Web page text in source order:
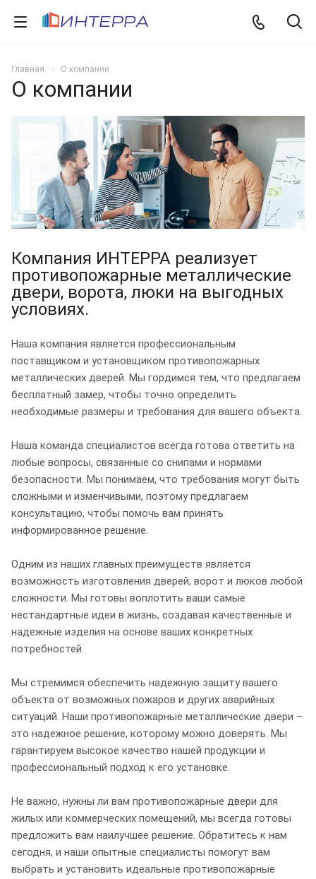
Главная О компании
О компании
Компания ИНТЕРРА реализует
противопожарные металлические
двери, ворота, люки на выгодных
условиях.
Наша компания является профессиональным
поставщиком и установщиком противопожарных
металлических дверей. Мы гордимся тем, что предлагаем
бесплатный замер, чтобы точно определить
необходимые размеры и требования для вашего объекта.
Наша команда специалистов всегда готова ответить на
любые вопросы, связанные со снипами и нормами
безопасности. Мы понимаем, что требования могут быть
сложными и изменчивыми, поэтому предлагаем
консультацию, чтобы помочь вам принять
информированное решение.
Одним из наших главных преимуществ является
возможность изготовления дверей, ворот и люков любой
сложности. Мы готовы воплотить ваши самые
нестандартные идеи в жизнь, создавая качественные и
надежные изделия на основе ваших конкретных
потребностей.
Мы стремимся обеспечить надежную защиту вашего
объекта от возможных пожаров и других аварийных
ситуаций. Наши противопожарные металлические двери –
это надежное решение, которому можно доверять. Мы
гарантируем высокое качество нашей продукции и
профессиональный подход к его установке.
Не важно, нужны ли вам противопожарные двери для
жилых или коммерческих помещений, мы всегда готовы
предложить вам наилучшее решение. Обратитесь к нам
сегодня, и наши опытные специалисты помогут вам
выбрать и установить идеальные противопожарные